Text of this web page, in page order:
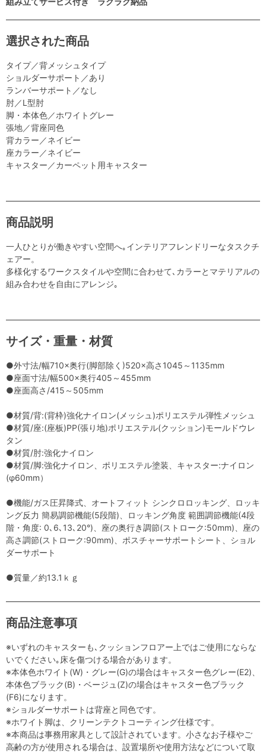
選択された商品
タイプ／背メッシュタイプ
ショルダーサポート／あり
ランバーサポート／なし
肘／L型肘
脚・本体色／ホワイトグレー
張地／背座同色
背カラー／ネイビー
座カラー／ネイビー
キャスター／カーペット用キャスター
商品説明
一人ひとりが働きやすい空間へ｡インテリアフレンドリーなタスクチ
ェアー。
多様化するワークスタイルや空間に合わせて､カラーとマテリアルの
組み合わせを自由にアレンジ｡
サイズ・重量・材質
●外寸法/幅710×奥行(脚部除く)520×高さ1045～1135mm
●座面寸法/幅500×奥行405～455mm
●座面高さ/415～505mm
●材質/背:(背枠)強化ナイロン(メッシュ)ポリエステル弾性メッシュ
●材質/座:(座板)PP(張り地)ポリエステル(クッション)モールドウレ
タン
●材質/肘:強化ナイロン
●材質/脚:強化ナイロン、ポリエステル塗装、キャスター:ナイロン
(φ60mm）
●機能/ガス圧昇降式、オートフィット シンクロロッキング、ロッキ
ング反力 簡易調節機能(5段階)、ロッキング角度 範囲調節機能(4段
階・角度: 0､6､13､20°)、座の奥行き調節(ストローク:50mm)、座の
高さ調節(ストローク:90mm)、ポスチャーサポートシート、ショル
ダーサポート
●質量／約13.1ｋｇ
商品注意事項
※いずれのキャスターも､クッションフロアー上ではご使用にならな
いでください｡床を傷つける場合があります。
※本体色ホワイト(W)・グレー(G)の場合はキャスター色グレー(E2)、
本体色ブラック(B)・ベージュ(Z)の場合はキャスター色ブラック
(F6)になります。
※ショルダーサポートは背座と同色です。
※ホワイト脚は、クリーンテクトコーティング仕様です。
※本商品は事務用家具として設計されています。小さなお子様やご
高齢の方が使用される場合は、設置場所や使用方法などについて取